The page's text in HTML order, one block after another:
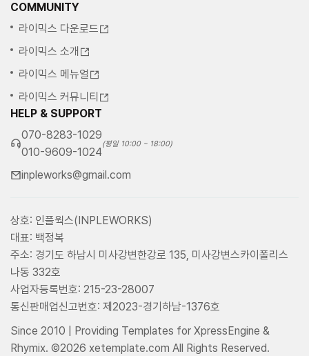
COMMUNITY
라이믹스 다운로드
라이믹스 소개
라이믹스 메뉴얼
라이믹스 커뮤니티
HELP & SUPPORT
070-8283-1029
010-9609-1024
(평일 10:00 ~ 18:00)
inpleworks@gmail.com
상호: 인플웍스(INPLEWORKS)
대표: 백정복
주소: 경기도 하남시 미사강변한강로 135, 미사강변스카이폴리스
나동 332호
사업자등록번호: 215-23-28007
통신판매업신고번호: 제2023-경기하남-1376호
Since 2010 | Providing Templates for XpressEngine &
Rhymix. ©2026 xetemplate.com All Rights Reserved.